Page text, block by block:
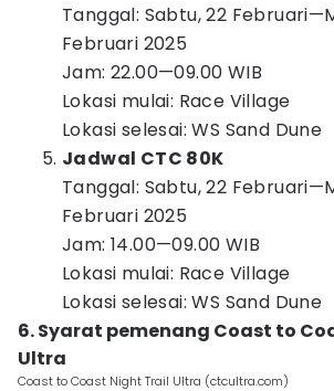
Tanggal: Sabtu, 22
Februari 2025
Jam: 22.00—09.00 WIB
Lokasi mulai: Race Village
Lokasi selesai: WS Sand Dune
Jadwal CTC 80K
Tanggal: Sabtu, 22
Februari 2025
Jam: 14.00—09.00 WIB
Lokasi mulai: Race Village
Lokasi selesai: WS Sand Dune
6. Syarat pemenang Coast to
Ultra
Coast to Coast Night Trail Ultra (ctcultra.com)